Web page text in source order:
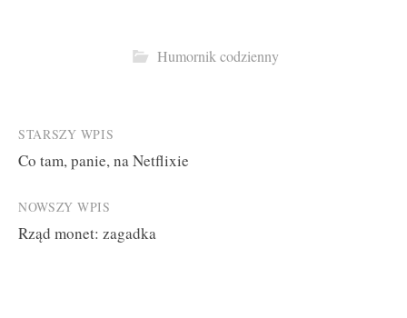
Humornik codzienny
Post
navigation
STARSZY WPIS
Co tam, panie, na Netflixie
NOWSZY WPIS
Rząd monet: zagadka